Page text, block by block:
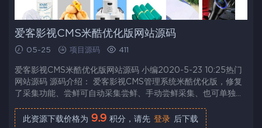
爱客影视CMS米酷优化版网站源码
05-25 项目源码 411
爱客影视CMS米酷优化版网站源码 小编2020-5-23 10:25热门
网站源码 源码介绍： 爱客影视CMS管理系统米酷优化版，修复
了采集功能、尝鲜可自动采集尝鲜、手动尝鲜采集、也可单独采
此资源下载价格为 9.9 积分，请先 登录 后下载